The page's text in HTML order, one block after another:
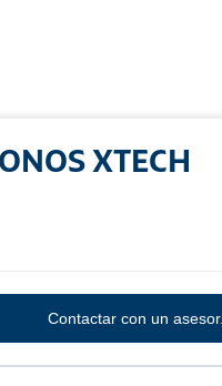
XTECH
Contactar con un asesor.